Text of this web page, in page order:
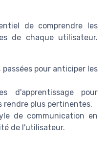
de comprendre les
de chaque utilisateur.
pour anticiper les
d'apprentissage pour
rendre plus pertinentes.
de communication en
de l'utilisateur.